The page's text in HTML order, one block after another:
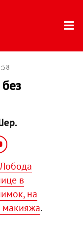
в
на
макияжа.